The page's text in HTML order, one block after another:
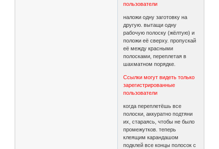
пользователи
наложи одну заготовку на
другую. вытащи одну
рабочую полоску (жёлтую) и
положи её сверху. пропускай
её между красными
полосками, переплетая в
шахматном порядке.
Ссылки могут видеть только
зарегистрированные
пользователи
когда переплетёшь все
полоски, аккуратно подтяни
их, стараясь, чтобы не было
промежутков. теперь
клеящим карандашом
подклей все концы полосок с